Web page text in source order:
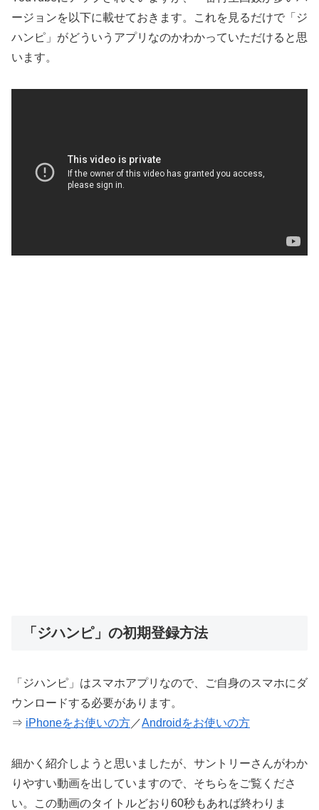
ージョンを以下に載せておきます。これを見るだけで「ジ
ハンピ」がどういうアプリなのかわかっていただけると思
います。
「ジハンピ」の初期登録方法
「ジハンピ」はスマホアプリなので、ご自身のスマホにダ
ウンロードする必要があります。
⇒ iPhoneをお使いの方 ／Androidをお使いの方
細かく紹介しようと思いましたが、サントリーさんがわか
りやすい動画を出していますので、そちらをご覧くださ
い。この動画のタイトルどおり60秒もあれば終わりま